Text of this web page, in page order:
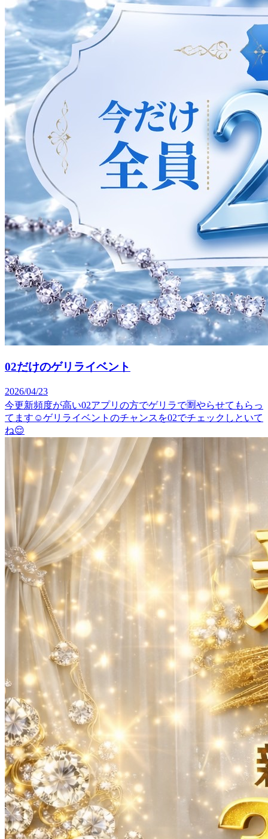
02だけのゲリライベント
2026/04/23
今更新頻度が高い02アプリの方でゲリラで🈹やらせてもらっ
てます☺️ゲリライベントのチャンスを02でチェックしといて
ね😌